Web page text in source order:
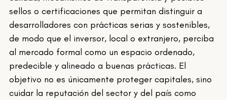
sellos o certificaciones que permitan distinguir a
desarrolladores con prácticas serias y sostenibles,
de modo que el inversor, local o extranjero, perciba
al mercado formal como un espacio ordenado,
predecible y alineado a buenas prácticas. El
objetivo no es únicamente proteger capitales, sino
cuidar la reputación del sector y del país como